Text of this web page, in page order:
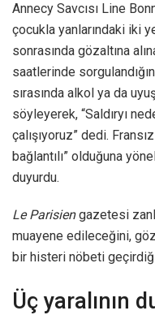
Annecy Savcısı Line
çocukla yanlarındaki iki
sonrasında gözaltına
saatlerinde
sırasında alkol ya da
söyleyerek, “Saldıryı
çalışıyoruz” dedi.
bağlantılı” olduğuna
duyurdu.
Le Parisiengazetesi
muayene edileceğini,
bir histeri nöbeti
Üç yaralının